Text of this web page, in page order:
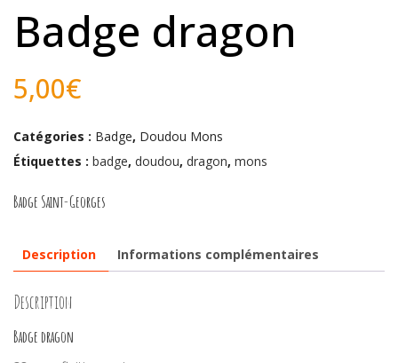
Badge dragon
5,00€
Catégories : Badge, Doudou Mons
Étiquettes : badge, doudou, dragon, mons
Badge Saint-Georges
Description Informations complémentaires
Description
Badge dragon